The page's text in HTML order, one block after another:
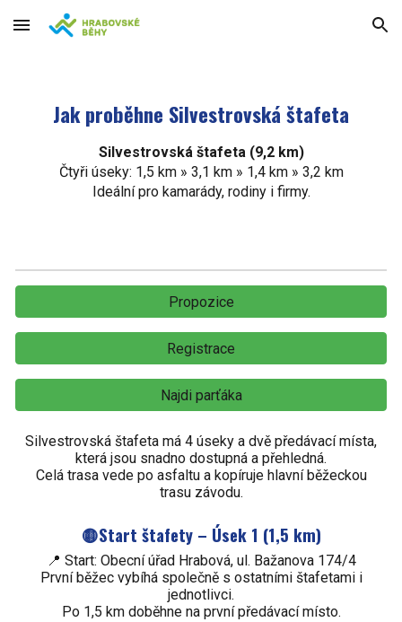
Skip to main content Skip to navigation
Jak proběhne Silvestrovská štafeta
Silvestrovská štafeta (9,2 km)
Čtyři úseky: 1,5 km » 3,1 km » 1,4 km » 3,2 km
Ideální pro kamarády, rodiny i firmy.
Propozice
Registrace
Najdi parťáka
Silvestrovská štafeta má 4 úseky a dvě předávací místa,
která jsou snadno dostupná a přehledná.
Celá trasa vede po asfaltu a kopíruje hlavní běžeckou
trasu závodu.
🟡Start štafety – Úsek 1 (1,5 km)
📍 Start: Obecní úřad Hrabová, ul. Bažanova 174/4
První běžec vybíhá společně s ostatními štafetami i
jednotlivci.
Po 1,5 km doběhne na první předávací místo.